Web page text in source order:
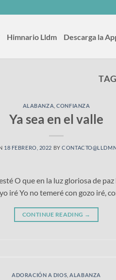
Himnario Lldm Descarga la
ALABANZA ,CONFIANZA
Ya sea en el valle
18 FEBRERO, 2022 BY
O que en la luz gloriosa de
iré Yo no temeré con gozo iré,
CONTINUE READING →
ADORACIÓN A DIOS ,ALABANZA